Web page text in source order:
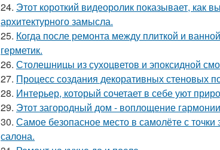
24. Этот короткий видеоролик показывает, как
архитектурного замысла.
25. Когда после ремонта между плиткой и
герметик.
26. Столешницы из сухоцветов и эпоксидной
27. Процесс создания декоративных стеновых
28. Интерьер, который сочетает в себе уют
29. Этот загородный дом - воплощение
30. Самое безопасное место в самолёте с
салона.